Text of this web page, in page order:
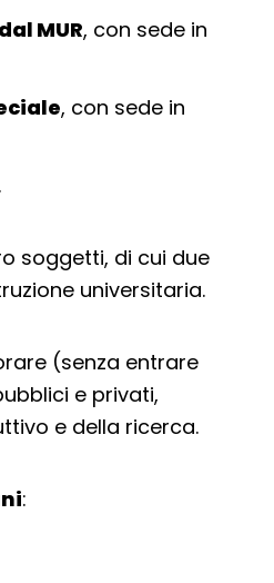
MUR, con sede in
, con sede in
soggetti, di cui due
universitaria.
(senza entrare
e privati,
e della ricerca.
: